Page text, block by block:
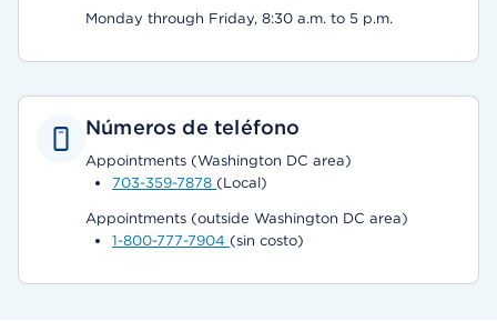
Monday through Friday, 8:30 a.m. to 5 p.m.
Números de teléfono
Appointments (Washington DC area)
703-359-7878 (Local)
Appointments (outside Washington DC area)
1-800-777-7904 (sin costo)